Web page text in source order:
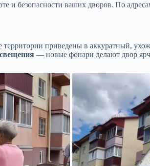
и безопасности ваших дворов. По
приведены в аккуратный,
— новые фонари делают двор